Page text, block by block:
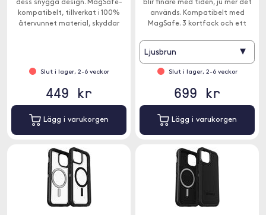
dess snygga design. MagSafe-
kompatibelt, tillverkat i 100%
återvunnet material, skyddar
Slut i lager, 2-6 veckor
449 kr
Lägg i varukorgen
blir finare med tiden, ju mer det
används. Kompatibelt med
MagSafe. 3 kortfack och ett
Ljusbrun ▾
Slut i lager, 2-6 veckor
699 kr
Lägg i varukorgen